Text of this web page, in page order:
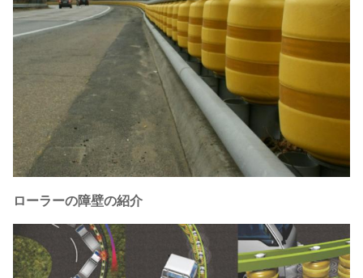
ローラーの障壁の紹介